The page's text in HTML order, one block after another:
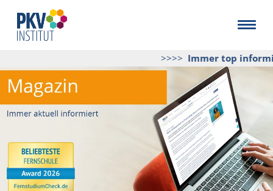
>>>>Immer top